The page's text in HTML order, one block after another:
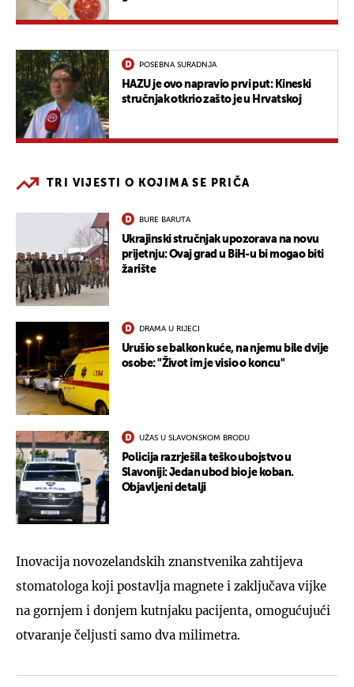
POSEBNA SURADNJA
HAZU je ovo napravio prvi put: Kineski
stručnjak otkrio zašto je u Hrvatskoj
TRI VIJESTI O KOJIMA SE PRIČA
BURE BARUTA
Ukrajinski stručnjak upozorava na novu
prijetnju: Ovaj grad u BiH-u bi mogao biti
žarište
DRAMA U RIJECI
Urušio se balkon kuće, na njemu bile dvije
osobe: "Život im je visio o koncu"
UŽAS U SLAVONSKOM BRODU
Policija razrješila teško ubojstvo u
Slavoniji: Jedan ubod bio je koban.
Objavljeni detalji
Inovacija novozelandskih znanstvenika zahtijeva
stomatologa koji postavlja magnete i zaključava vijke
na gornjem i donjem kutnjaku pacijenta, omogućujući
otvaranje čeljusti samo dva milimetra.